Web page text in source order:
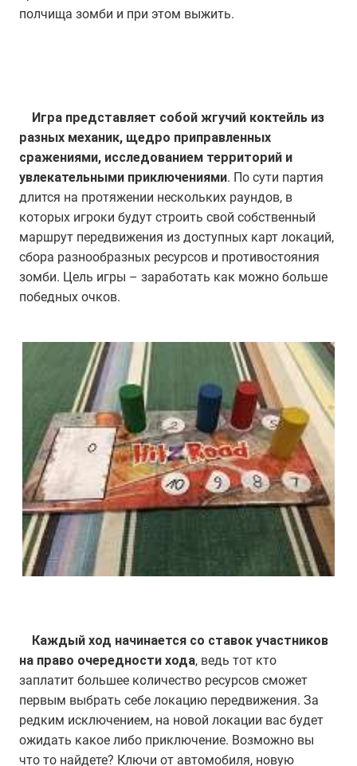
полчища зомби и при этом выжить.
Игра представляет собой жгучий коктейль из
разных механик, щедро приправленных
сражениями, исследованием территорий и
увлекательными приключениями. По сути партия
длится на протяжении нескольких раундов, в
которых игроки будут строить свой собственный
маршрут передвижения из доступных карт локаций,
сбора разнообразных ресурсов и противостояния
зомби. Цель игры – заработать как можно больше
победных очков.
Каждый ход начинается со ставок участников
на право очередности хода, ведь тот кто
заплатит большее количество ресурсов сможет
первым выбрать себе локацию передвижения. За
редким исключением, на новой локации вас будет
ожидать какое либо приключение. Возможно вы
что то найдете? Ключи от автомобиля, новую